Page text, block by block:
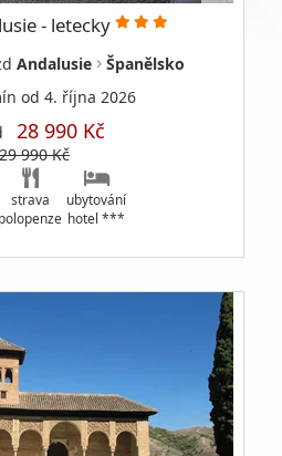
- letecky
Andalusie
Španělsko
od 4. října 2026
28 990 Kč
29 990 Kč
strava
polopenze
ubytování
hotel ***